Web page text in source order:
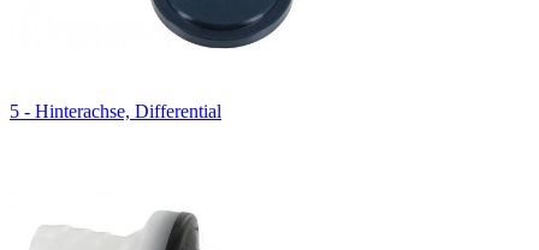
5 - Hinterachse, Differential